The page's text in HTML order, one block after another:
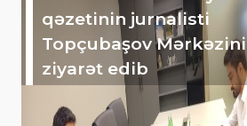
qəzetinin jurnalisti
Topçubaşov Mərkəzini
ziyarət edib